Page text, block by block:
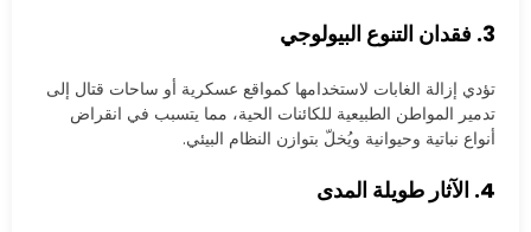
3. فقدان التنوع البيولوجي
تؤدي إزالة الغابات لاستخدامها كمواقع عسكرية أو ساحات قتال إلى
تدمير المواطن الطبيعية للكائنات الحية، مما يتسبب في انقراض
أنواع نباتية وحيوانية ويُخلّ بتوازن النظام البيئي.
4. الآثار طويلة المدى